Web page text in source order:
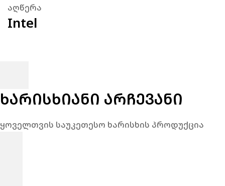
აღწერა
Intel
ᲮᲐᲠᲘᲡᲮᲘᲐᲜᲘ ᲐᲠᲩᲔᲕᲐᲜᲘ
ყოველთვის საუკეთესო ხარისხის პროდუქცია